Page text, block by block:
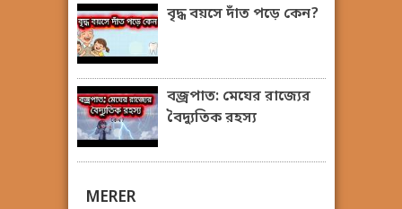
বৃদ্ধ বয়সে দাঁত পড়ে কেন?
বজ্রপাত: মেঘের রাজ্যের
বৈদ্যুতিক রহস্য
MERER